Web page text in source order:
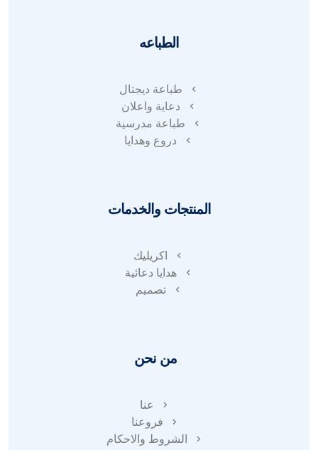
الطباعه
طباعة ديجتال
دعاية واعلان
طباعة مدرسية
دروع وهدايا
المنتجات والخدمات
اكريليك
هدايا دعائية
تصميم
من نحن
عنا
فروعنا
الشروط والاحكام